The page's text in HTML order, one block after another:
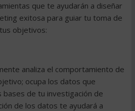
que te ayudarán a diseñar
exitosa para guiar tu toma de
objetivos:
analiza el comportamiento de
ocupa los datos que
bases de tu investigación de
de los datos te ayudará a